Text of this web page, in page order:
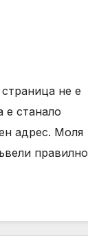
не е
е станало
адрес. Моля
правилно